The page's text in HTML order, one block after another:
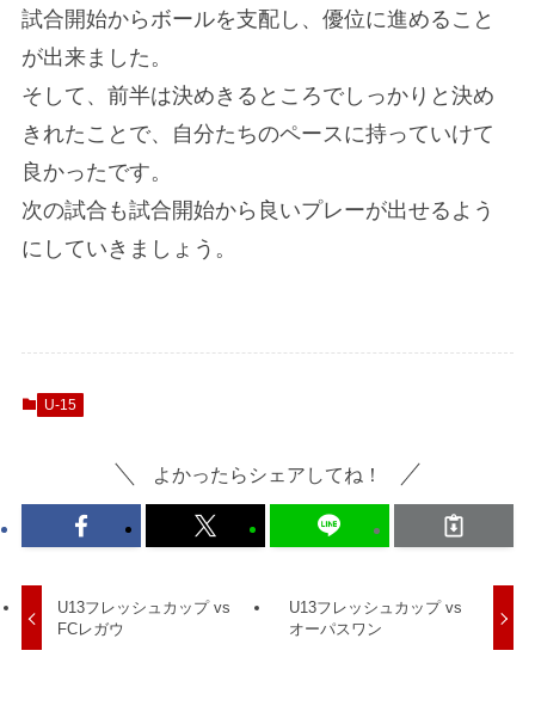
試合開始からボールを支配し、優位に進めること
が出来ました。
そして、前半は決めきるところでしっかりと決め
きれたことで、自分たちのペースに持っていけて
良かったです。
次の試合も試合開始から良いプレーが出せるよう
にしていきましょう。
U-15
よかったらシェアしてね！
U13フレッシュカップ vs
FCレガウ
U13フレッシュカップ vs
オーパスワン